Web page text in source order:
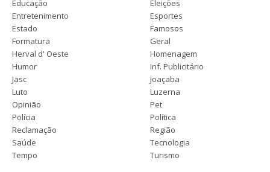
Educação
Eleições
Entretenimento
Esportes
Estado
Famosos
Formatura
Geral
Herval d' Oeste
Homenagem
Humor
Inf. Publicitário
Jasc
Joaçaba
Luto
Luzerna
Opinião
Pet
Polícia
Política
Reclamação
Região
Saúde
Tecnologia
Tempo
Turismo